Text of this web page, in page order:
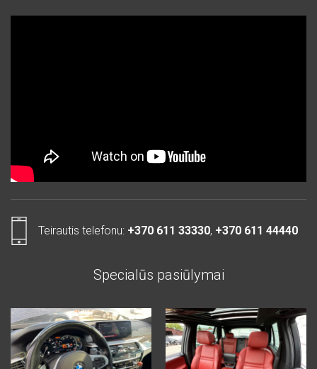
Teirautis telefonu: +370 611 33330, +370 611 44440
Specialūs pasiūlymai